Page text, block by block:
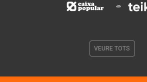
VEURE TOTS